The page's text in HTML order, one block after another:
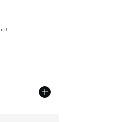
Prix en baisse de € 134,99 à